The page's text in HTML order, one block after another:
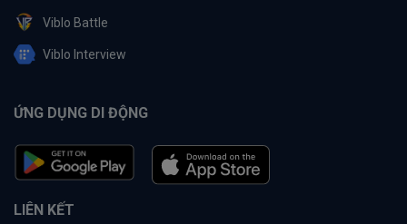
Viblo Battle
Viblo Interview
ỨNG DỤNG DI ĐỘNG
LIÊN KẾT